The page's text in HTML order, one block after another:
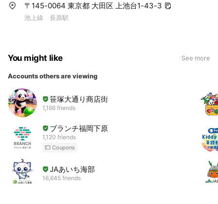
〒145-0064 東京都 大田区 上池台1-43-3
池上線 長原駅
You might like See more
Accounts others are viewing
笹塚大通り商店街
1,166 friends
ブランチ福岡下原
1,120 friends
Coupons
JAあいち海部
16,645 friends